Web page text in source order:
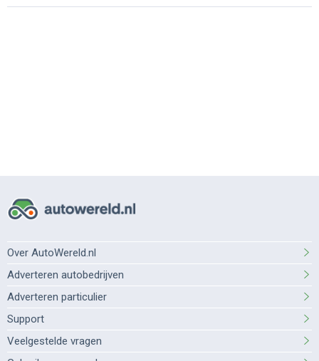
Over AutoWereld.nl
Adverteren autobedrijven
Adverteren particulier
Support
Veelgestelde vragen